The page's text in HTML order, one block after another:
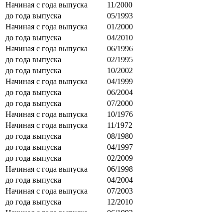
Начиная с года выпуска
11/2000
до года выпуска
05/1993
Начиная с года выпуска
01/2000
до года выпуска
04/2010
Начиная с года выпуска
06/1996
до года выпуска
02/1995
до года выпуска
10/2002
Начиная с года выпуска
04/1999
до года выпуска
06/2004
до года выпуска
07/2000
Начиная с года выпуска
10/1976
Начиная с года выпуска
11/1972
до года выпуска
08/1980
до года выпуска
04/1997
до года выпуска
02/2009
Начиная с года выпуска
06/1998
до года выпуска
04/2004
Начиная с года выпуска
07/2003
до года выпуска
12/2010